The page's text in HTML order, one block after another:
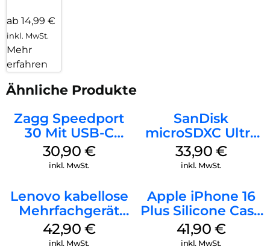
ab 14,99 €
inkl. MwSt.
Mehr
erfahren
Ähnliche Produkte
Zagg Speedport
30 Mit USB-C
Kabel Weiß
30,90 €
inkl. MwSt.
SanDisk
microSDXC Ultra
128 GB + Adapter
Mobile
33,90 €
inkl. MwSt.
Lenovo kabellose
Mehrfachgerät
Luna Grey
42,90 €
inkl. MwSt.
Apple iPhone 16
Plus Silicone Case
MagSafe Stone
Gray
41,90 €
inkl. MwSt.